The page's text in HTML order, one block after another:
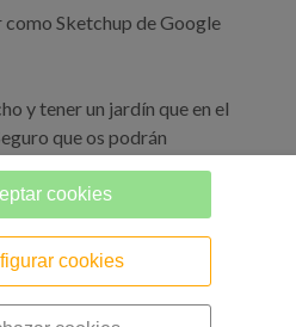
como Sketchup de Google
y tener un jardín que en el
que os podrán
cookies
cookies